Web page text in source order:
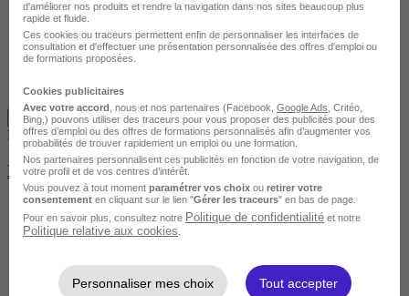
Avis du centre
Je m'informe gratuitement
EEMI PRO
Bachelor Cybersécurité
d'améliorer nos produits et rendre la navigation dans nos sites beaucoup plus
rapide et fluide.
Ces cookies ou traceurs permettent enfin de personnaliser les interfaces de
consultation et d'effectuer une présentation personnalisée des offres d'emploi ou
de formations proposées.
Cookies publicitaires
Avec votre accord , nous et nos partenaires (Facebook, Google Ads , Critéo,
Bing,) pouvons utiliser des traceurs pour vous proposer des publicités pour des
offres d’emploi ou des offres de formations personnalisés afin d’augmenter vos
probabilités de trouver rapidement un emploi ou une formation.
Nos partenaires personnalisent ces publicités en fonction de votre navigation, de
votre profil et de vos centres d’intérêt.
Vous pouvez à tout moment paramétrer vos choix ou retirer votre
consentement en cliquant sur le lien "Gérer les traceurs" en bas de page.
Pour en savoir plus, consultez notre Politique de confidentialité et notre
Politique relative aux cookies
Personnaliser mes choix Tout accepter